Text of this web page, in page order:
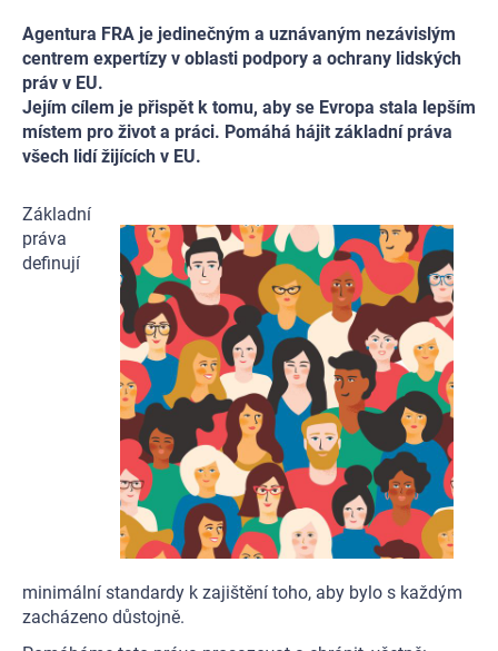
Agentura FRA je jedinečným a uznávaným nezávislým
centrem expertízy v oblasti podpory a ochrany lidských
práv v EU.
Jejím cílem je přispět k tomu, aby se Evropa stala lepším
místem pro život a práci. Pomáhá hájit základní práva
všech lidí žijících v EU.
Základní
práva
definují
minimální standardy k zajištění toho, aby bylo s každým
zacházeno důstojně.